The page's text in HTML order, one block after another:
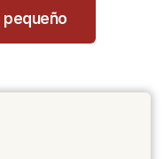
pequeño